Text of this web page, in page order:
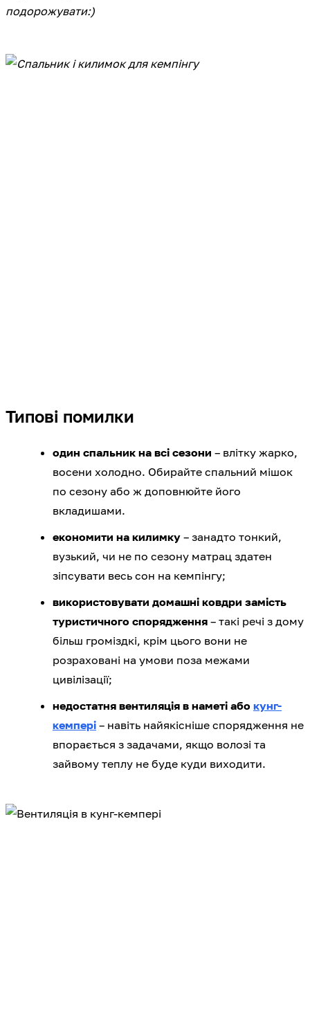
подорожувати:)
Типові помилки
один спальник на всі сезони – влітку жарко,
восени холодно. Обирайте спальний мішок
по сезону або ж доповнюйте його
вкладишами.
економити на килимку – занадто тонкий,
вузький, чи не по сезону матрац здатен
зіпсувати весь сон на кемпінгу;
використовувати домашні ковдри замість
туристичного спорядження – такі речі з дому
більш громіздкі, крім цього вони не
розраховані на умови поза межами
цивілізації;
недостатня вентиляція в наметі або кунг-
кемпері – навіть найякісніше спорядження не
впорається з задачами, якщо волозі та
зайвому теплу не буде куди виходити.